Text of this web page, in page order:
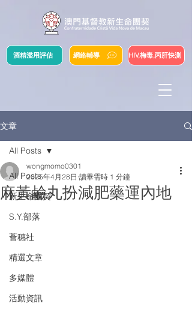
網絡輔導
酒精濫用評估 HIV,梅毒,丙肝快測
文章
All Posts
新生命團契
S.Y.部落
薈穗社
精選文章
多媒體
活動資訊
All Posts
麻黃鹼丸扮減肥藥運內地
wongmomo0301
2025年4月28日 讀畢需時 1 分鐘